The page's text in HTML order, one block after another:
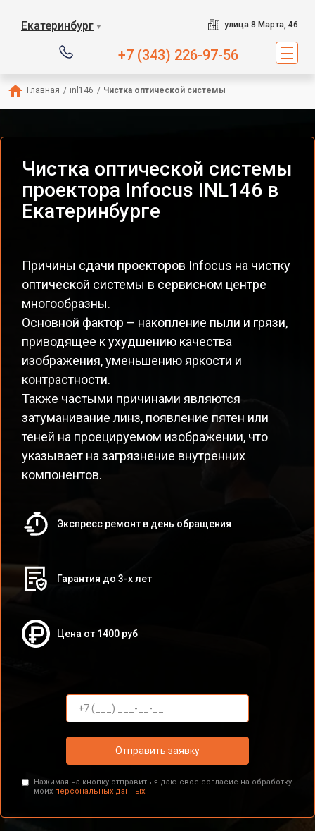
Екатеринбург ▼ улица 8 Марта, 46
+7 (343) 226-97-56
Главная / inl146 / Чистка оптической системы
Чистка оптической системы
проектора Infocus INL146 в
Екатеринбурге
Причины сдачи проекторов Infocus на чистку
оптической системы в сервисном центре
многообразны.
Основной фактор – накопление пыли и грязи,
приводящее к ухудшению качества
изображения, уменьшению яркости и
контрастности.
Также частыми причинами являются
затуманивание линз, появление пятен или
теней на проецируемом изображении, что
указывает на загрязнение внутренних
компонентов.
Экспресс ремонт в день обращения
Гарантия до 3-х лет
Цена от 1400 руб
Отправить заявку
Нажимая на кнопку отправить я даю свое согласие на обработку
моих персональных данных.